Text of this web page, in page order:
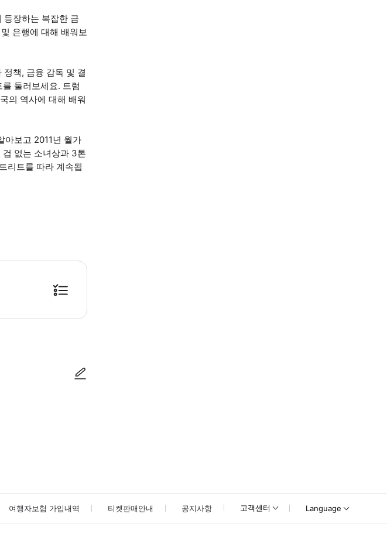
장하는 복잡한 금
은행에 대해 배워보
책, 금융 감독 및 결
둘러보세요. 트럼
의 역사에 대해 배워
아보고 2011년 월가
없는 소녀상과 3톤
리트를 따라 계속됩
으시기 바랍니다. 모든 게스트의 편의를 위해 최대 25명당 1명의 면허를 소지한 가이드가 동행하는 것이
여행자보험 가입내역 티켓판매안내 공지사항 고객센터 Language